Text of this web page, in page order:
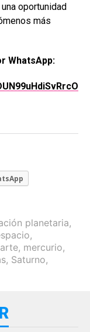
oportunidad
más
WhatsApp:
planetaria,
,
, mercurio,
, Saturno,